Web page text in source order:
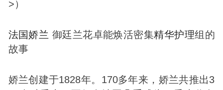
法国娇兰 御廷兰花卓能焕活密集精华护理组的
故事
娇兰创建于1828年。170多年来，娇兰共推出3